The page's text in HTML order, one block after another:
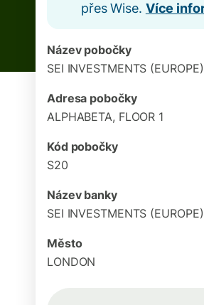
přes Wise. Více
Název pobočky
SEI INVESTMENTS
Adresa pobočky
ALPHABETA, FLOOR 1
Kód pobočky
S20
Název banky
SEI INVESTMENTS
Město
LONDON